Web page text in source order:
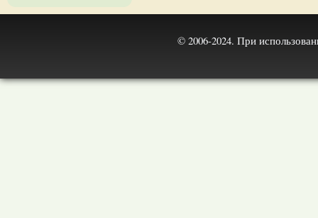
© 2006-2024. При